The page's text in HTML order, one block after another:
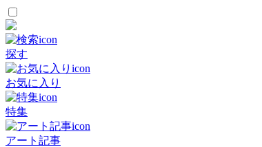
探す
お気に入り
特集
アート記事